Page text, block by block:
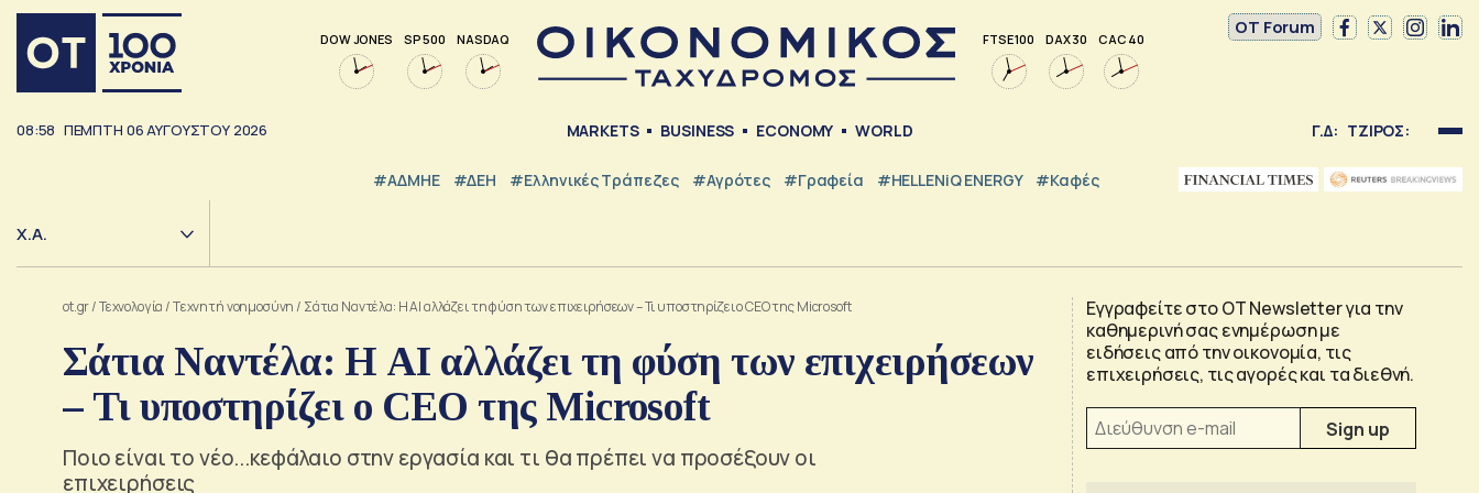
DOW JONES SP 500 NASDAQ FTSE 100 DAX 30 CAC 40
OT Forum
08:58 ΠΕΜΠΤΗ 06ΑΥΓΟΥΣΤΟΥ 2026 MARKETS BUSINESS ECONOMY WORLD Γ.Δ: ΤΖΙΡΟΣ:
#ΑΔΜΗΕ #ΔΕΗ #ελληνικές Τράπεζες #Αγρότες #Γραφεία #HELLENiQ ENERGY #καφές
Χ.Α.
ot.gr/Τεχνολογία /Tεχνητή νοημοσύνη / Σάτια Ναντέλα: Η AI αλλάζει τη φύση των επιχειρήσεων – Τι υποστηρίζει ο CEO της Microsoft
Σάτια Ναντέλα: Η AI αλλάζει τη φύση των επιχειρήσεων
– Τι υποστηρίζει ο CEO της Microsoft
Ποιο είναι το νέο...κεφάλαιο στην εργασία και τι θα πρέπει να προσέξουν οι
επιχειρήσεις
Εγγραφείτε στο OT Newsletter για την
καθημερινή σας ενημέρωση με
ειδήσεις από την οικονομία, τις
επιχειρήσεις, τις αγορές και τα διεθνή.